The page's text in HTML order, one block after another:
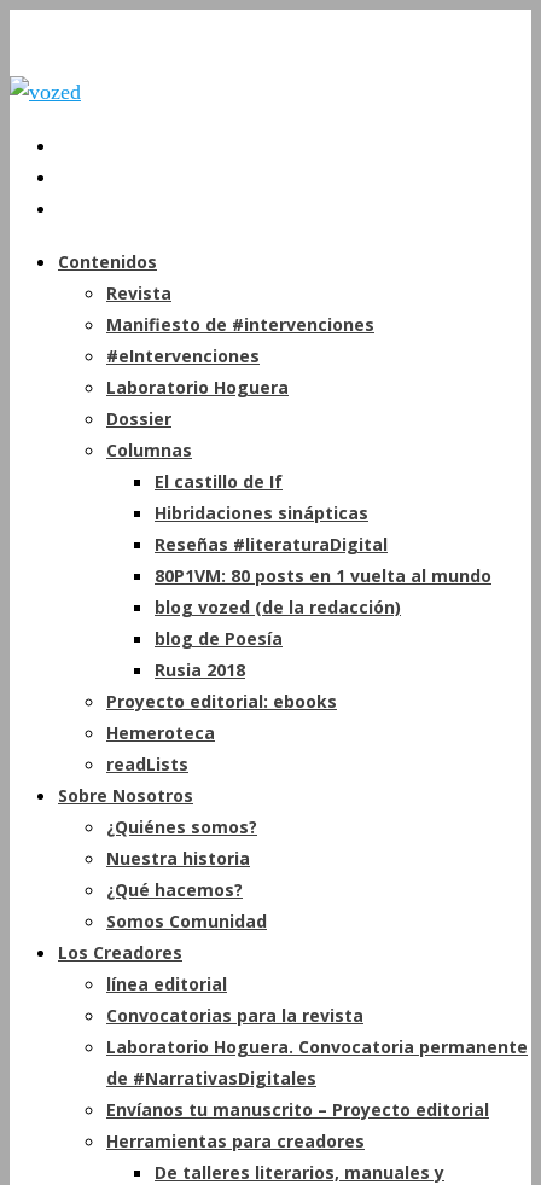
Contenidos
Revista
Manifiesto de #intervenciones
#eIntervenciones
Laboratorio Hoguera
Dossier
Columnas
El castillo de If
Hibridaciones sinápticas
Reseñas #literaturaDigital
80P1VM: 80 posts en 1 vuelta al mundo
blog vozed (de la redacción)
blog de Poesía
Rusia 2018
Proyecto editorial: ebooks
Hemeroteca
readLists
Sobre Nosotros
¿Quiénes somos?
Nuestra historia
¿Qué hacemos?
Somos Comunidad
Los Creadores
línea editorial
Convocatorias para la revista
Laboratorio Hoguera. Convocatoria permanente
de #NarrativasDigitales
Envíanos tu manuscrito – Proyecto editorial
Herramientas para creadores
De talleres literarios, manuales y